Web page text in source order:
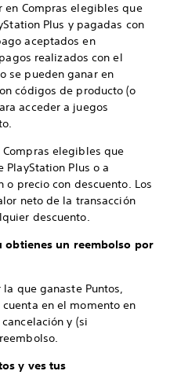
en Compras elegibles que
Plus y pagadas con
aceptados en
realizados con el
se pueden ganar en
códigos de producto (o
acceder a juegos
Compras elegibles que
PlayStation Plus o a
precio con descuento. Los
neto de la transacción
descuento.
un reembolso por
que ganaste Puntos,
en el momento en
y (si
y ves tus